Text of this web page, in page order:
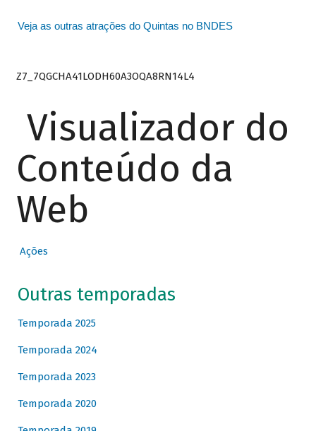
Veja as outras atrações do Quintas no BNDES
Z7_7QGCHA41LODH60A3OQA8RN14L4
Visualizador do
Conteúdo da
Web
Ações
Outras temporadas
Temporada 2025
Temporada 2024
Temporada 2023
Temporada 2020